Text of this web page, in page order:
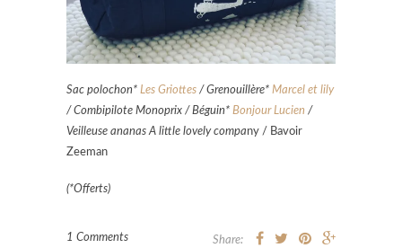
Sac polochon* Les Griottes / Grenouillère* Marcel et lily
/ Combipilote Monoprix / Béguin* Bonjour Lucien /
Veilleuse ananas A little lovely company / Bavoir
Zeeman
(*Offerts)
1 Comments Share: